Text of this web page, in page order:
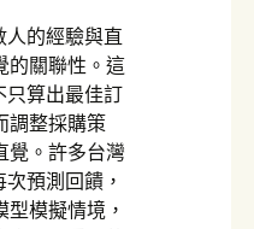
的經驗與直
的關聯性。這
只算出最佳訂
調整採購策
覺。許多台灣
預測回饋，
模擬情境，